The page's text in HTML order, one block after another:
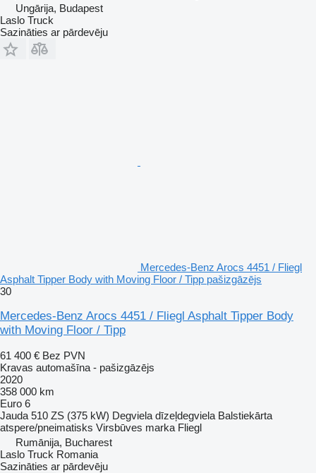
Ungārija, Budapest
Laslo Truck
Sazināties ar pārdevēju
Mercedes-Benz Arocs 4451 / Fliegl
Asphalt Tipper Body with Moving Floor / Tipp pašizgāzējs
30
Mercedes-Benz Arocs 4451 / Fliegl Asphalt Tipper Body
with Moving Floor / Tipp
61 400 € Bez PVN
Kravas automašīna - pašizgāzējs
2020
358 000 km
Euro 6
Jauda 510 ZS (375 kW) Degviela dīzeļdegviela Balstiekārta
atspere/pneimatisks Virsbūves marka Fliegl
Rumānija, Bucharest
Laslo Truck Romania
Sazināties ar pārdevēju